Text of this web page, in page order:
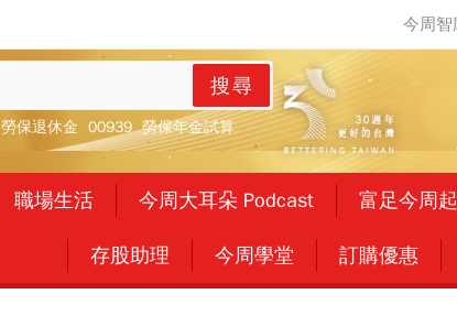
搜尋
勞保退休金 00939 勞保年金試算
職場生活 今周大耳朵 Podcast 富足今周起
存股助理 今周學堂 訂購優惠